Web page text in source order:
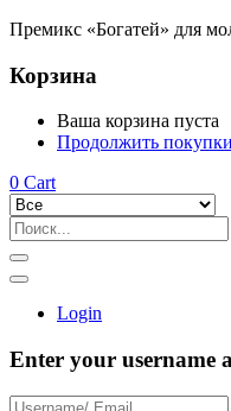
Премикс «Богатей» для
Корзина
Ваша корзина пуста
Продолжить покупки
0 Cart
Login
Enter your username